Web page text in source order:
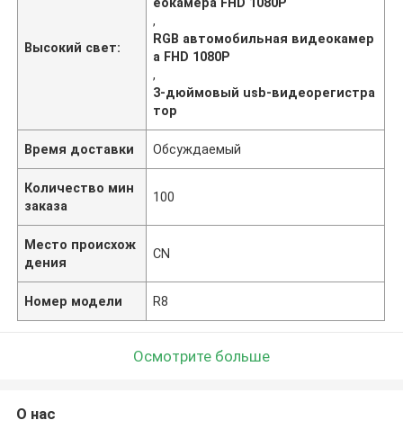
Высокий свет:
,
RGB автомобильная видеокамер
а FHD 1080P
,
3-дюймовый usb-видеорегистра
тор
Время доставки Обсуждаемый
Количество мин
заказа
100
Место происхож
дения
CN
Номер модели R8
Осмотрите больше
О нас